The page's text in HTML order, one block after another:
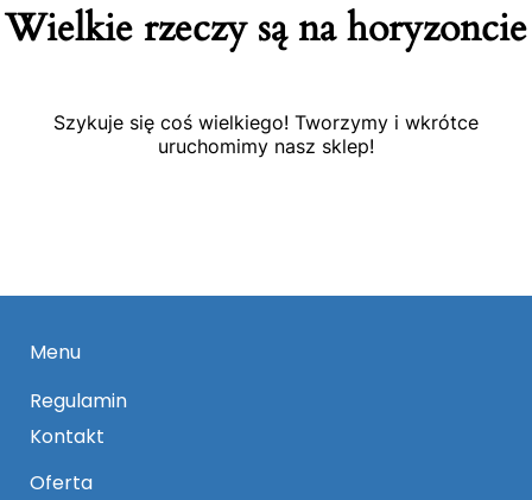
Wielkie rzeczy są na horyzoncie
Szykuje się coś wielkiego! Tworzymy i wkrótce
uruchomimy nasz sklep!
Menu
Regulamin
Kontakt
Oferta